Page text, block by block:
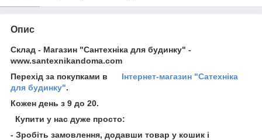
Опис
Склад - Магазин "Сантехніка для будинку" -
www.santexnikandoma.com
Перехід за покупками в Інтернет-магазин "Сатехніка
для будинку".
Кожен день з 9 до 20.
Купити у нас дуже просто:
- Зробіть замовлення, додавши товар у кошик і